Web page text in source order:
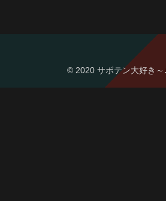
© 2020 サボテン大好き～